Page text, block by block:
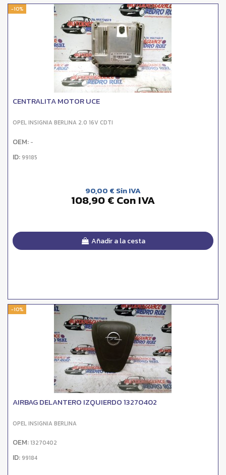
-10%
CENTRALITA MOTOR UCE
OPEL INSIGNIA BERLINA 2.0 16V CDTI
OEM: -
ID: 99185
90,00 € Sin IVA
108,90 € Con IVA
Añadir a la cesta
-10%
AIRBAG DELANTERO IZQUIERDO 13270402
OPEL INSIGNIA BERLINA
OEM:13270402
ID: 99184